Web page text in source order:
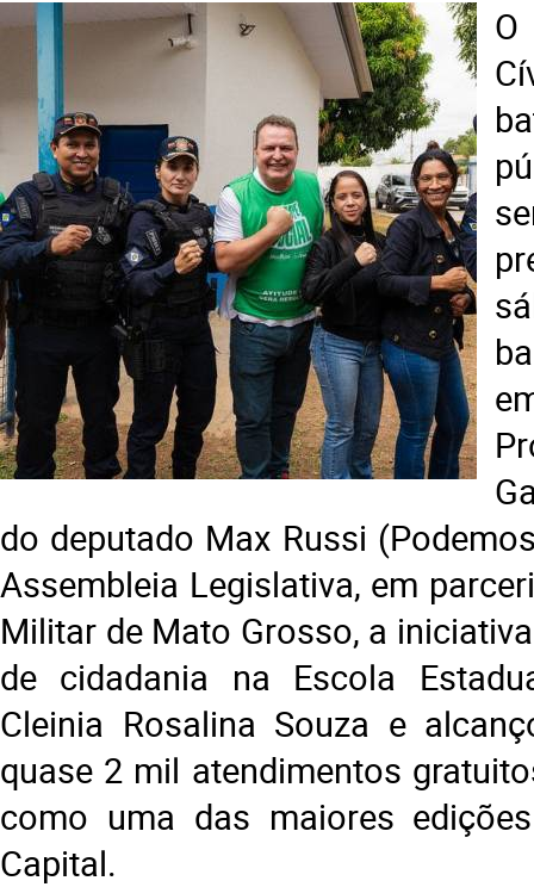
do deputado Max Russi
Assembleia Legislativa, em
Militar de Mato Grosso, a
de cidadania na Escola
Cleinia Rosalina Souza e
quase 2 mil atendimentos
como uma das maiores
Capital.